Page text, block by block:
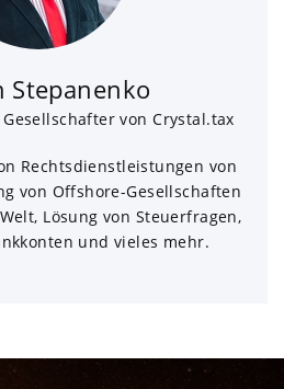
Stepanenko
von Crystal.tax
Rechtsdienstleistungen von
von Offshore-Gesellschaften
Lösung von Steuerfragen,
und vieles mehr.